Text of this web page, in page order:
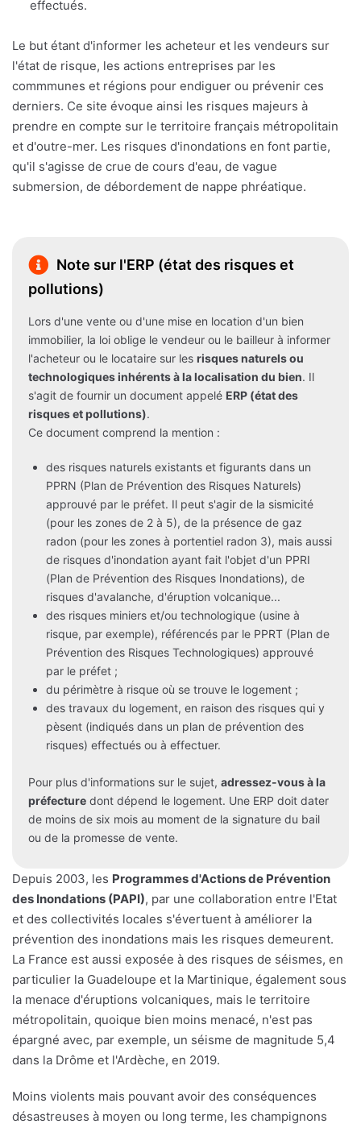
effectués.
Le but étant d'informer les acheteur et les vendeurs sur
l'état de risque, les actions entreprises par les
commmunes et régions pour endiguer ou prévenir ces
derniers. Ce site évoque ainsi les risques majeurs à
prendre en compte sur le territoire français métropolitain
et d'outre-mer. Les risques d'inondations en font partie,
qu'il s'agisse de crue de cours d'eau, de vague
submersion, de débordement de nappe phréatique.
Note sur l'ERP (état des risques et
pollutions)
Lors d'une vente ou d'une mise en location d'un bien
immobilier, la loi oblige le vendeur ou le bailleur à informer
l'acheteur ou le locataire sur les risques naturels ou
technologiques inhérents à la localisation du bien. Il
s'agit de fournir un document appelé ERP (état des
risques et pollutions).
Ce document comprend la mention :
des risques naturels existants et figurants dans un
PPRN (Plan de Prévention des Risques Naturels)
approuvé par le préfet. Il peut s'agir de la sismicité
(pour les zones de 2 à 5), de la présence de gaz
radon (pour les zones à portentiel radon 3), mais aussi
de risques d'inondation ayant fait l'objet d'un PPRI
(Plan de Prévention des Risques Inondations), de
risques d'avalanche, d'éruption volcanique...
des risques miniers et/ou technologique (usine à
risque, par exemple), référencés par le PPRT (Plan de
Prévention des Risques Technologiques) approuvé
par le préfet ;
du périmètre à risque où se trouve le logement ;
des travaux du logement, en raison des risques qui y
pèsent (indiqués dans un plan de prévention des
risques) effectués ou à effectuer.
Pour plus d'informations sur le sujet, adressez-vous à la
préfecture dont dépend le logement. Une ERP doit dater
de moins de six mois au moment de la signature du bail
ou de la promesse de vente.
Depuis 2003, les Programmes d'Actions de Prévention
des Inondations (PAPI), par une collaboration entre l'Etat
et des collectivités locales s'évertuent à améliorer la
prévention des inondations mais les risques demeurent.
La France est aussi exposée à des risques de séismes, en
particulier la Guadeloupe et la Martinique, également sous
la menace d'éruptions volcaniques, mais le territoire
métropolitain, quoique bien moins menacé, n'est pas
épargné avec, par exemple, un séisme de magnitude 5,4
dans la Drôme et l'Ardèche, en 2019.
Moins violents mais pouvant avoir des conséquences
désastreuses à moyen ou long terme, les champignons